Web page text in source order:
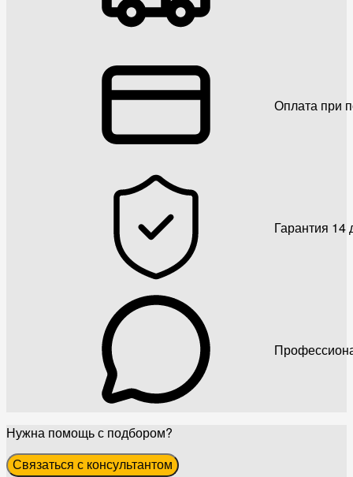
Оплата при
Гарантия 14
Нужна помощь с подбором?
Связаться с консультантом